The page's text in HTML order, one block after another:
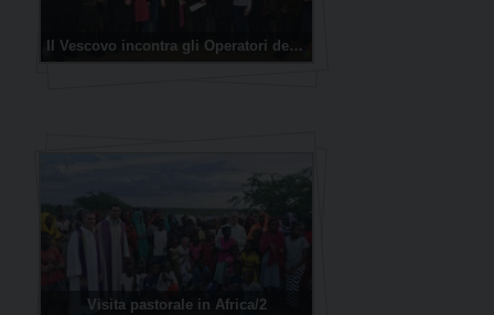
Il Vescovo incontra gli Operatori della Comunicazione
Visita pastorale in Africa/2